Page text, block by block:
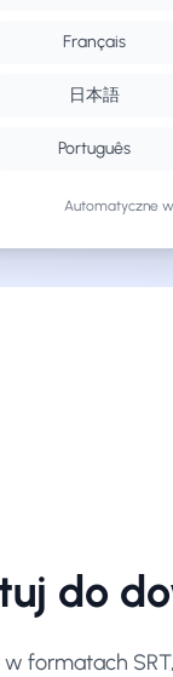
Français
日本語
Português
Automatyczne
do
formatach